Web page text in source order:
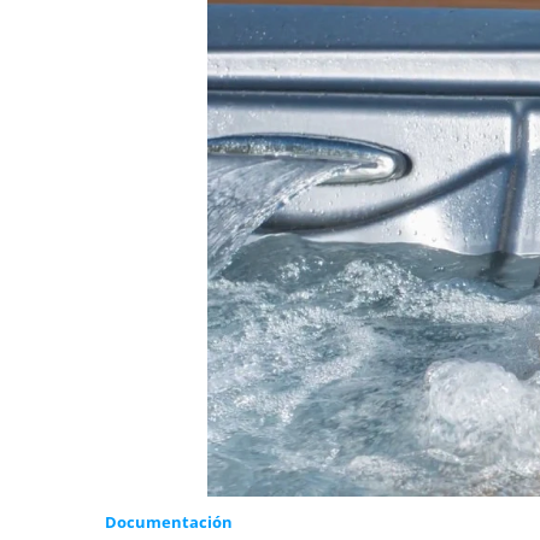
Documentación